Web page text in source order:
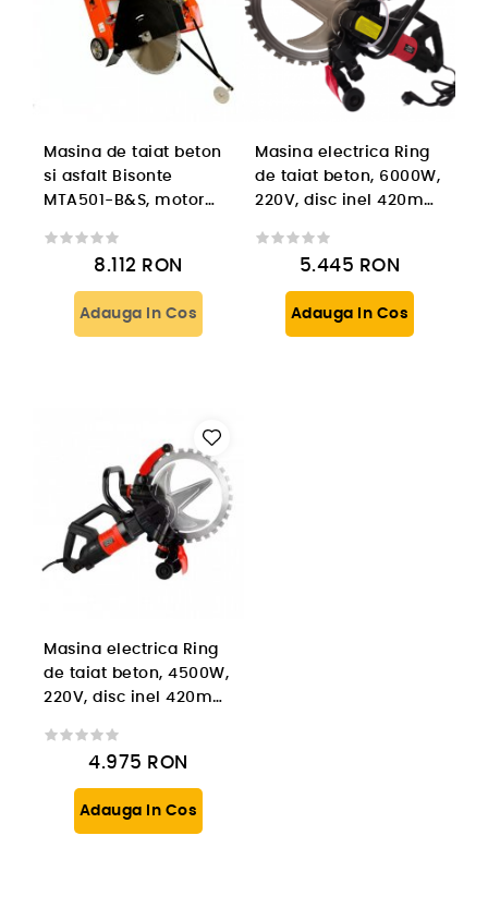
Masina de taiat beton
si asfalt Bisonte
MTA501-B&S, motor
8.112 RON
Adauga In Cos
Masina electrica Ring
de taiat beton, 6000W,
220V, disc inel 420mm,
5.445 RON
Adauga In Cos
Masina electrica Ring
de taiat beton, 4500W,
220V, disc inel 420mm,
4.975 RON
Adauga In Cos